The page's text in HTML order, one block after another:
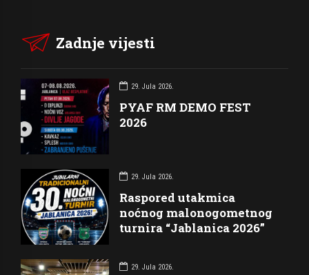
Zadnje vijesti
29. Jula 2026.
PYAF RM DEMO FEST
2026
29. Jula 2026.
Raspored utakmica
noćnog malonogometnog
turnira “Jablanica 2026”
29. Jula 2026.